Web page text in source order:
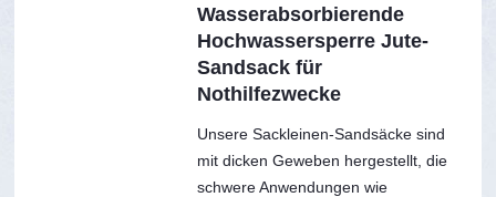
Wasserabsorbierende
Hochwassersperre Jute-
Sandsack für
Nothilfezwecke
Unsere Sackleinen-Sandsäcke sind
mit dicken Geweben hergestellt, die
schwere Anwendungen wie